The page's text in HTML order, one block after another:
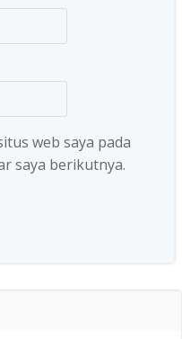
web saya pada
saya berikutnya.